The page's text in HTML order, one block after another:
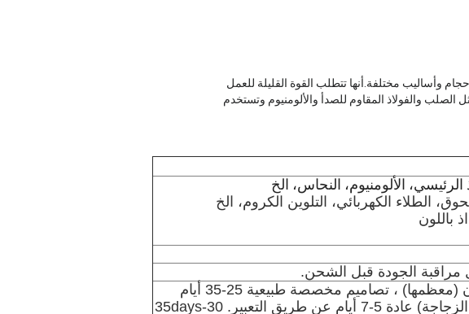
وأساليب مختلفة.أنها تتطلب القوة القليلة للعمل
والفولاذ المقاوم للصدأ والألومنيوم وتستخدم
الرئيسي، الألومنيوم، النحاس، الخ
الطلاء الكهربائي، التلوين الكروم، الخ
باللون
الجودة قبل الشحن.
3-5 أيام إذا كان في المخزون (معظمها) ، تصاميم مخصصة طبيعية 25-35 أيام
(يعتمد على تصاميمك ومادة الزجاجة) عادة 5-7 أيام عن طريق التعبير. 30-35days